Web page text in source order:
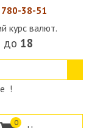
780-38-51
курс валют.
до 18
!
0